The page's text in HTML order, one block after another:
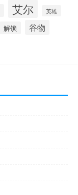
艾尔 英雄
解锁 谷物